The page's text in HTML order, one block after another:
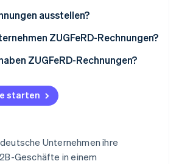
ausstellen?
ZUGFeRD-Rechnungen?
schaffen
eingeben
Formats
ZUGFeRD-Rechnungen?
Internationalität
Systeme
starten
Unternehmen ihre
Geschäfte in einem